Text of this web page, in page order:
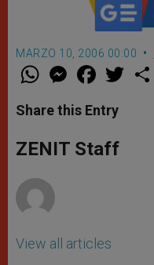
MARZO 10, 2006 00:00
W
t
s
p
p
M
e
s
e
g
e
F
a
e
b
o
k
w
Share this Entry
ZENIT Staff
View all articles